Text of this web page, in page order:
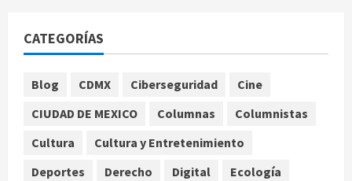
SCJN avala obligación patronal de
agrícolas
agosto 6, 2026
CATEGORÍAS
Blog CDMX Ciberseguridad
Cine
CIUDAD DE MEXICO
Columnas
Columnistas
Cultura
Cultura y Entretenimiento
Deportes
Derecho Digital Ecología